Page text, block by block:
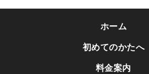
ホーム
初めてのかたへ
料金案内